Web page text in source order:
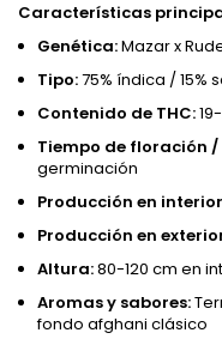
Características
Genética:Mazar x
Tipo:75% índica / 15%
Contenido de THC:
Tiempo de floración
germinación
Producción en
Producción en
Altura:80-120 cm en
Aromas y sabores:
fondo afghani clásico